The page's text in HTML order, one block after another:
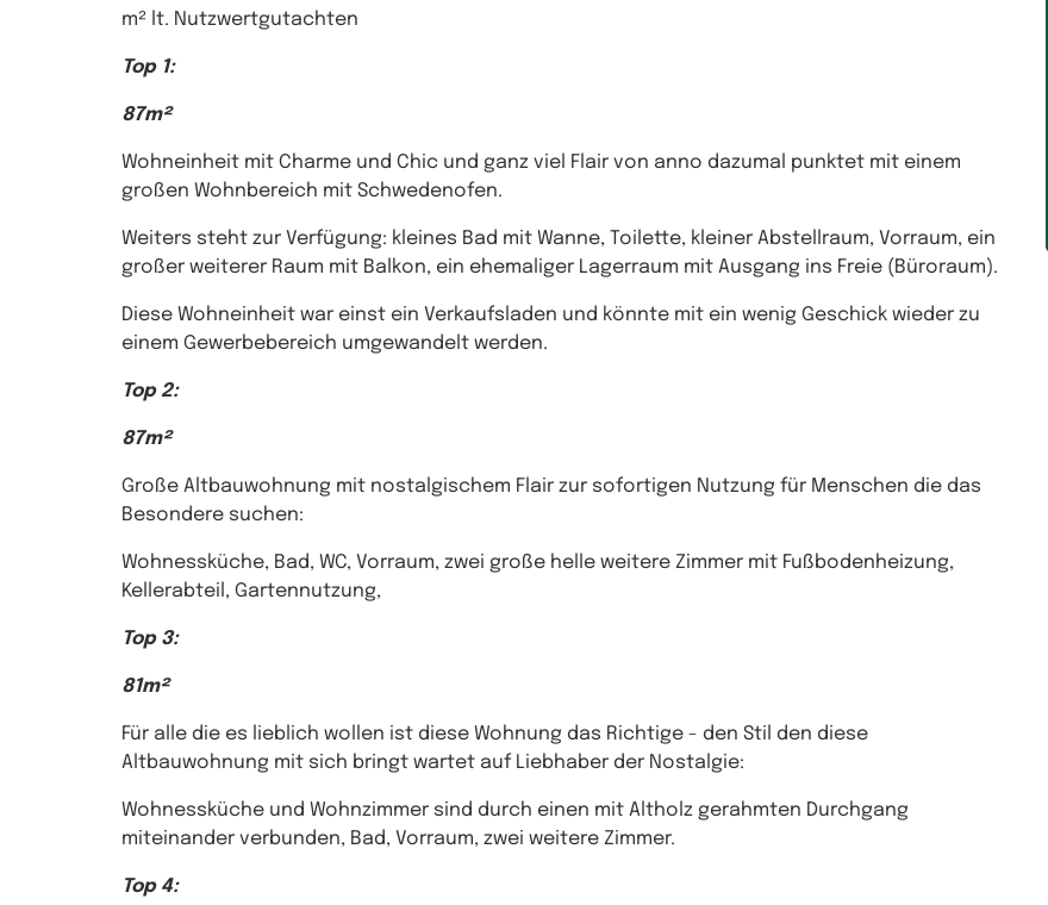
m² lt. Nutzwertgutachten
Top 1:
87m²
Wohneinheit mit Charme und Chic und ganz viel Flair von anno dazumal punktet mit einem
großen Wohnbereich mit Schwedenofen.
Weiters steht zur Verfügung: kleines Bad mit Wanne, Toilette, kleiner Abstellraum, Vorraum, ein
großer weiterer Raum mit Balkon, ein ehemaliger Lagerraum mit Ausgang ins Freie (Büroraum).
Diese Wohneinheit war einst ein Verkaufsladen und könnte mit ein wenig Geschick wieder zu
einem Gewerbebereich umgewandelt werden.
Top 2:
87m²
Große Altbauwohnung mit nostalgischem Flair zur sofortigen Nutzung für Menschen die das
Besondere suchen:
Wohnessküche, Bad, WC, Vorraum, zwei große helle weitere Zimmer mit Fußbodenheizung,
Kellerabteil, Gartennutzung,
Top 3:
81m²
Für alle die es lieblich wollen ist diese Wohnung das Richtige - den Stil den diese
Altbauwohnung mit sich bringt wartet auf Liebhaber der Nostalgie:
Wohnessküche und Wohnzimmer sind durch einen mit Altholz gerahmten Durchgang
miteinander verbunden, Bad, Vorraum, zwei weitere Zimmer.
Top 4: